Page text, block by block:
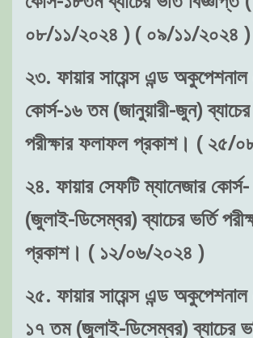
০৮/১১/২০২৪ ) ( ০৯/১১/২০২৪ )
২৩. ফায়ার সায়েন্স এন্ড
কোর্স-১৬ তম (জানুয়ারী-জুন)
পরীক্ষার ফলাফল প্রকাশ। ( ২৫/
২৪. ফায়ার সেফটি ম্যানেজার
(জুলাই-ডিসেম্বর) ব্যাচের ভর্তি
প্রকাশ। ( ১২/০৬/২০২৪ )
২৫. ফায়ার সায়েন্স এন্ড
১৭ তম (জুলাই-ডিসেম্বর) ব্যাচের